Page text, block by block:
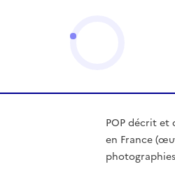
POP décrit et
en France